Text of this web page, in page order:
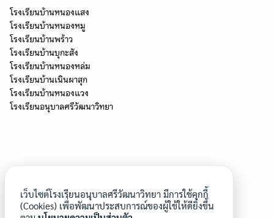
โรงเรียนบ้านหนองแสง
โรงเรียนบ้านหนองหมู
โรงเรียนบ้านพร้าว
โรงเรียนบ้านบุกะสัง
โรงเรียนบ้านหนองหล่ม
โรงเรียนบ้านเนินผาสุก
โรงเรียนบ้านหนองแวง
โรงเรียนอนุบาลศรีวัฒนาวิทยา
โรงเรียนประชารัฐ
โครงการยุวทูตความดี
เว็บไซต์โรงเรียนอนุบาลศรีวัฒนาวิทยา มีการใช้คุกกี้
(Cookies) เพื่อพัฒนาประสบการณ์ของผู้ใช้ให้ดียิ่งขึ้น